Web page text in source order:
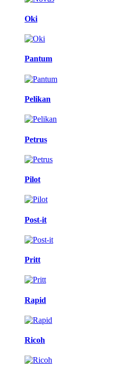
Oki
Pantum
Pelikan
Petrus
Pilot
Post-it
Pritt
Rapid
Ricoh